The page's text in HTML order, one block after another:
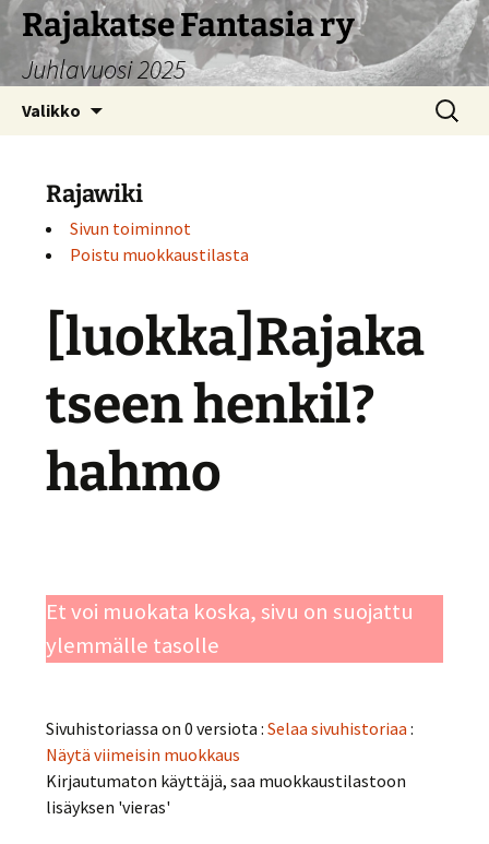
Siirry
sisältöön
Rajakatse Fantasia ry
Juhlavuosi 2025
Valikko Haku:
Rajawiki
Sivun toiminnot
Poistu muokkaustilasta
[luokka]Rajaka
tseen henkil?
hahmo
Et voi muokata koska, sivu on suojattu
ylemmälle tasolle
Sivuhistoriassa on 0 versiota :Selaa sivuhistoriaa :
Näytä viimeisin muokkaus
Kirjautumaton käyttäjä, saa muokkaustilastoon
lisäyksen 'vieras'